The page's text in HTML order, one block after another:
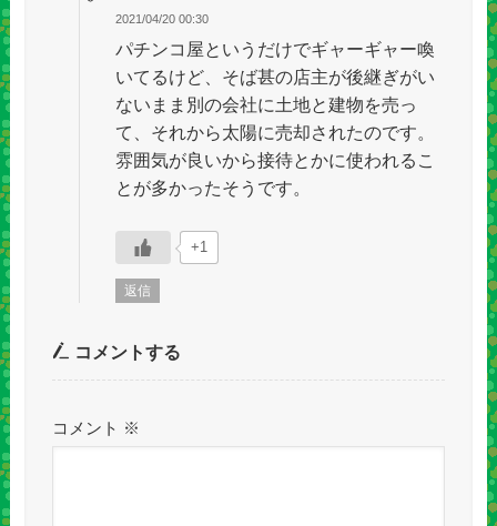
2021/04/20 00:30
パチンコ屋というだけでギャーギャー喚
いてるけど、そば甚の店主が後継ぎがい
ないまま別の会社に土地と建物を売っ
て、それから太陽に売却されたのです。
雰囲気が良いから接待とかに使われるこ
とが多かったそうです。
+1
返信
コメントする
コメント ※